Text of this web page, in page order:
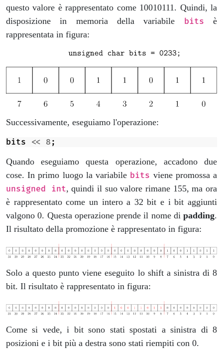
questo valore è rappresentato come 10010111. Quindi, la
disposizione in memoria della variabile bits è
rappresentata in figura:
Successivamente, eseguiamo l'operazione:
bits
<< 8 ;
Quando eseguiamo questa operazione, accadono due
cose. In primo luogo la variabile bits viene promossa a
unsigned int, quindi il suo valore rimane 155, ma ora
è rappresentato come un intero a 32 bit e i bit aggiunti
valgono 0. Questa operazione prende il nome di padding.
Il risultato della promozione è rappresentato in figura:
Solo a questo punto viene eseguito lo shift a sinistra di 8
bit. Il risultato è rappresentato in figura:
Come si vede, i bit sono stati spostati a sinistra di 8
posizioni e i bit più a destra sono stati riempiti con 0.